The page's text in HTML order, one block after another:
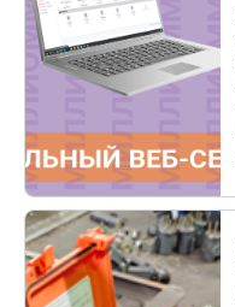
ИЗМЕРЕНИЕ
ИЗМЕРЕНИЕ
ОБЪЕКТАХ